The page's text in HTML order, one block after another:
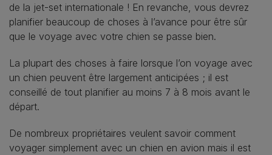
de la jet-set internationale ! En revanche, vous devrez
planifier beaucoup de choses à l’avance pour être sûr
que le voyage avec votre chien se passe bien.
La plupart des choses à faire lorsque l’on voyage avec
un chien peuvent être largement anticipées ; il est
conseillé de tout planifier au moins 7 à 8 mois avant le
départ.
De nombreux propriétaires veulent savoir comment
voyager simplement avec un chien en avion mais il est